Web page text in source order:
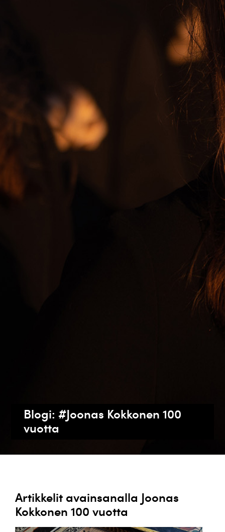
Blogi: #Joonas Kokkonen 100
vuotta
Artikkelit avainsanalla Joonas
Kokkonen 100 vuotta